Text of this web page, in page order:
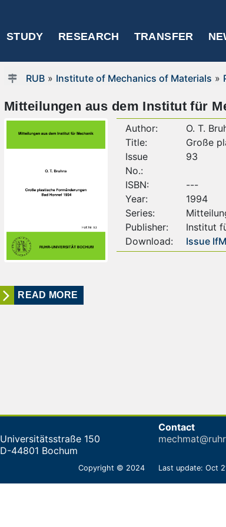
STUDY RESEARCH TRANSFER
RUB» Institute of Mechanics of Materials »
Mitteilungen aus dem Institut für
Author:
O. T.
Title:
Große
Issue
No.:
93
ISBN:
---
Year:
1994
Series:
Publisher:
Institut
Download:
Issue
READ MORE
Universitätsstraße 150
D-44801 Bochum
Contact
Copyright © 2024 Last update: Oct